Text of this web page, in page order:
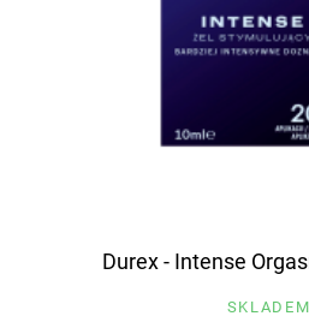
Durex - Intense
SKLADEM